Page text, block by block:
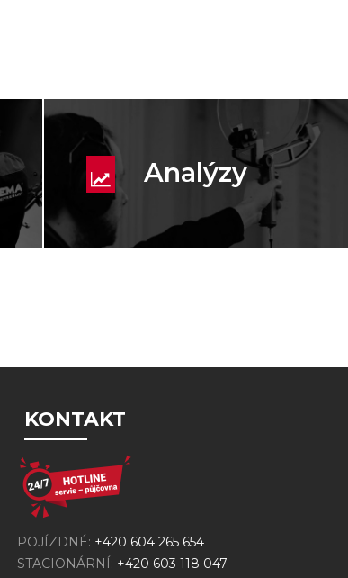
Analýzy
KONTAKT
POJÍZDNÉ: +420 604 265 654
STACIONÁRNÍ: +420 603 118 047